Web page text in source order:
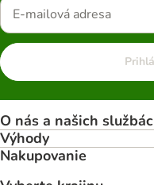
O nás a našich
Výhody
Nakupovanie